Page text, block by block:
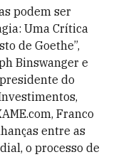
podem ser
Uma Crítica
de Goethe”,
Binswanger e
do
Franco
entre as
o processo de